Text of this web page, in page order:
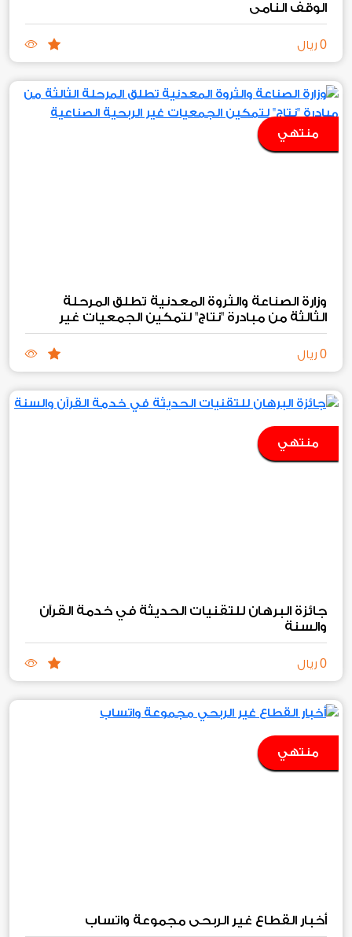
الوقف النامي
0 ريال
منتهي
وزارة الصناعة والثروة المعدنية تطلق المرحلة
الثالثة من مبادرة "نتاج" لتمكين الجمعيات غير
الربحية الصناعية والتعدينية
0 ريال
منتهي
جائزة البرهان للتقنيات الحديثة في خدمة القرآن
والسنة
0 ريال
منتهي
أخبار القطاع غير الربحي مجموعة واتساب